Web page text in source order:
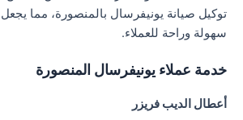
توكيل صيانة يونيفرسال بالمنصورة، مما يجعل
سهولة وراحة للعملاء.
خدمة عملاء يونيفرسال المنصورة
أعطال الديب فريزر